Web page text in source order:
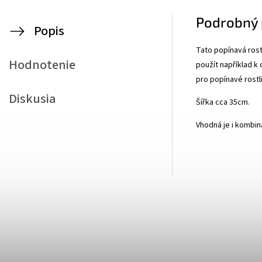
Popis
Hodnotenie
Diskusia
Podrobný
Tato popínavá
použít například k
pro popínavé
Šířka cca 35cm.
Vhodná je i